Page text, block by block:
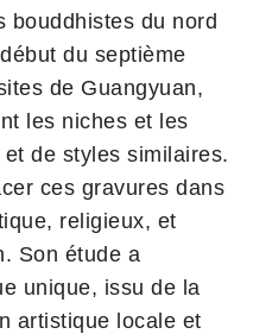
bouddhistes du nord
du septième
de Guangyuan,
les niches et les
de styles similaires.
ces gravures dans
religieux, et
Son étude a
unique, issu de la
artistique locale et